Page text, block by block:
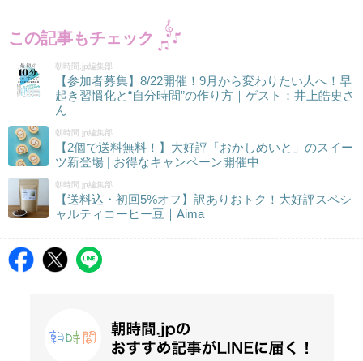
この記事もチェック
朝時間.jp編集部
【参加者募集】8/22開催！9月から変わりたい人へ！早
起き習慣化と“自分時間”の作り方｜ゲスト：井上皓史さ
ん
朝時間.jp編集部
【2個で送料無料！】大好評「おかしめいと」のスイー
ツ新登場 | お得なキャンペーン開催中
朝時間.jp編集部
【送料込・初回5%オフ】訳ありおトク！大好評スペシ
ャルティコーヒー豆｜Aima